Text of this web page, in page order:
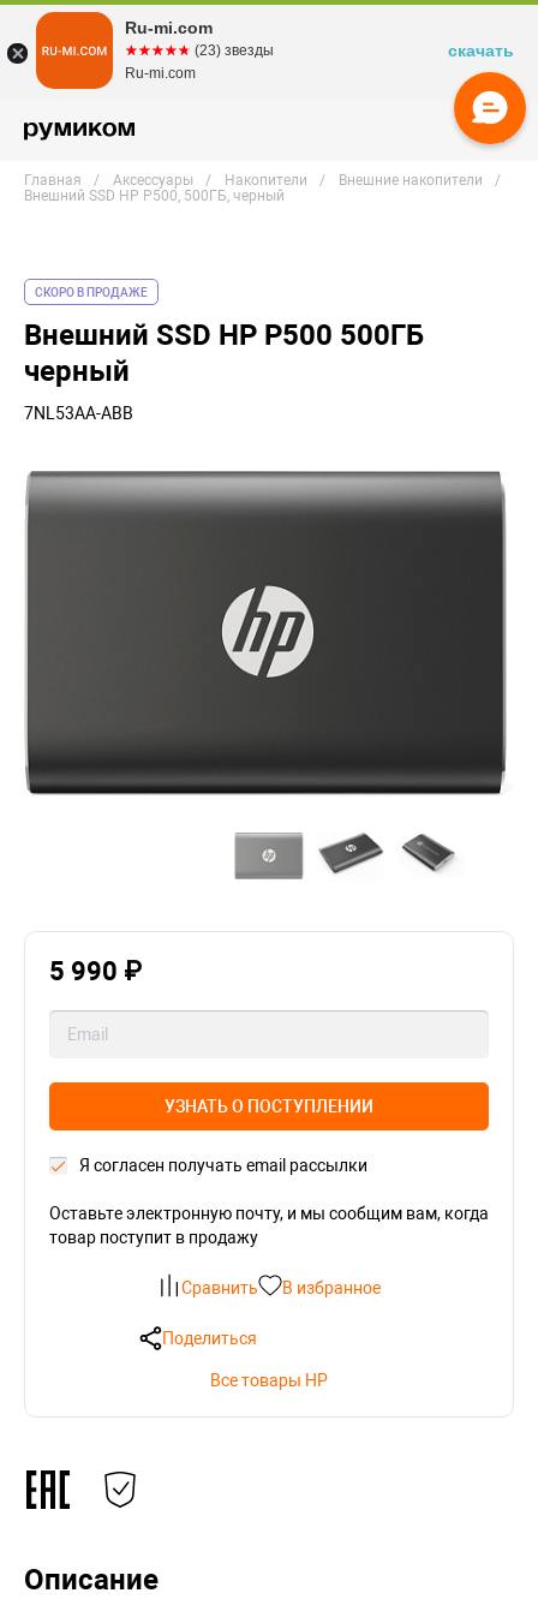
Главная Аксессуары Накопители
Внешние накопители
Внешний SSD HP P500, 500ГБ, черный
СКОРО В ПРОДАЖЕ
Внешний SSD HP P500 500ГБ
черный
7NL53AA-ABB
5 990 ₽
УЗНАТЬ О ПОСТУПЛЕНИИ
Я согласен получать email рассылки
Оставьте электронную почту, и мы сообщим вам, когда
товар поступит в продажу
Сравнить В избранное
Поделиться
Все товары HP
Описание
Ru-mi.com
☆☆☆☆☆
★★★★★ (23) звезды
Ru-mi.com
скачать